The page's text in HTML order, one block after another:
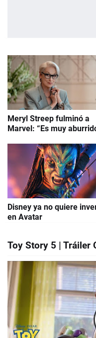
Meryl Streep fulminó a
Marvel: “Es muy
Disney ya no quiere
en Avatar
Toy Story 5 | Tráiler